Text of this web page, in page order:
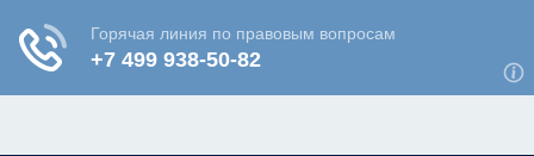
✆ 7 (800) 350-22-64